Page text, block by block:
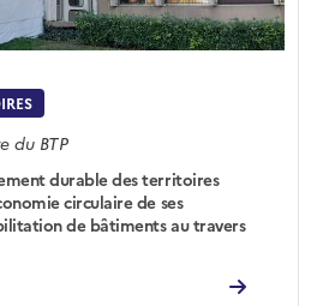
du BTP
durable des territoires
circulaire de ses
de bâtiments au travers